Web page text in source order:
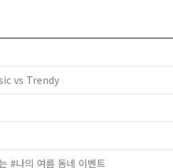
vs Trendy
#나의 여름 동네 이벤트